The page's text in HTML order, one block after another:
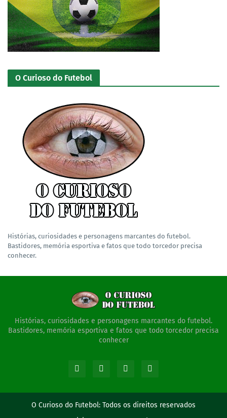
O Curioso do Futebol
Histórias, curiosidades e personagens marcantes do futebol.
Bastidores, memória esportiva e fatos que todo torcedor precisa
conhecer.
Histórias, curiosidades e personagens marcantes do futebol.
Bastidores, memória esportiva e fatos que todo torcedor precisa
conhecer
O Curioso do Futebol: Todos os direitos reservados